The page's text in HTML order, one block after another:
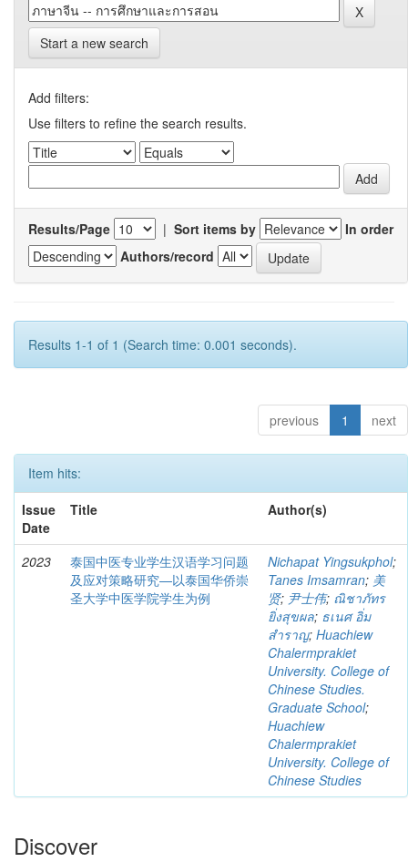
Start a new search
Add filters:
Use filters to refine the search results.
Results/Page | Sort items by
In order
Authors/record
Results 1-1 of 1 (Search time: 0.001 seconds).
previous 1 next
Item hits:
Issue
Date
Title Author(s)
2023
泰国中医专业学生汉语学习问题
及应对策略研究—以泰国华侨崇
圣大学中医学院学生为例
Nichapat Yingsukphol;
Tanes Imsamran; 美
贤; 尹士伟; ณิชาภัทร
ยิ่งสุขผล; ธเนศ อิ่ม
สำราญ; Huachiew
Chalermprakiet
University. College of
Chinese Studies.
Graduate School;
Huachiew
Chalermprakiet
University. College of
Chinese Studies
Discover